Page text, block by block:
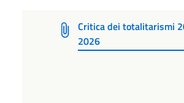
Critica dei totalitarismi
2026